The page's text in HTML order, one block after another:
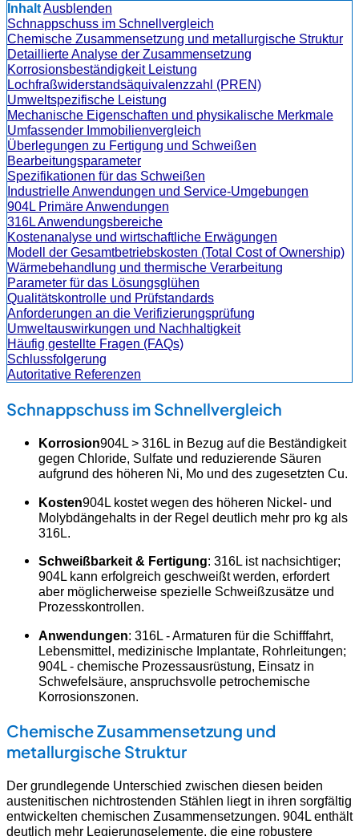
InhaltAusblenden
Schnappschuss im Schnellvergleich
Chemische Zusammensetzung und metallurgische Struktur
Detaillierte Analyse der Zusammensetzung
Korrosionsbeständigkeit Leistung
Lochfraßwiderstandsäquivalenzzahl (PREN)
Umweltspezifische Leistung
Mechanische Eigenschaften und physikalische Merkmale
Umfassender Immobilienvergleich
Überlegungen zu Fertigung und Schweißen
Bearbeitungsparameter
Spezifikationen für das Schweißen
Industrielle Anwendungen und Service-Umgebungen
904L Primäre Anwendungen
316L Anwendungsbereiche
Kostenanalyse und wirtschaftliche Erwägungen
Modell der Gesamtbetriebskosten (Total Cost of Ownership)
Wärmebehandlung und thermische Verarbeitung
Parameter für das Lösungsglühen
Qualitätskontrolle und Prüfstandards
Anforderungen an die Verifizierungsprüfung
Umweltauswirkungen und Nachhaltigkeit
Häufig gestellte Fragen (FAQs)
Schlussfolgerung
Autoritative Referenzen
Schnappschuss im Schnellvergleich
Korrosion904L > 316L in Bezug auf die Beständigkeit
gegen Chloride, Sulfate und reduzierende Säuren
aufgrund des höheren Ni, Mo und des zugesetzten Cu.
Kosten904L kostet wegen des höheren Nickel- und
Molybdängehalts in der Regel deutlich mehr pro kg als
316L.
Schweißbarkeit & Fertigung: 316L ist nachsichtiger;
904L kann erfolgreich geschweißt werden, erfordert
aber möglicherweise spezielle Schweißzusätze und
Prozesskontrollen.
Anwendungen: 316L - Armaturen für die Schifffahrt,
Lebensmittel, medizinische Implantate, Rohrleitungen;
904L - chemische Prozessausrüstung, Einsatz in
Schwefelsäure, anspruchsvolle petrochemische
Korrosionszonen.
Chemische Zusammensetzung und
metallurgische Struktur
Der grundlegende Unterschied zwischen diesen beiden
austenitischen nichtrostenden Stählen liegt in ihren sorgfältig
entwickelten chemischen Zusammensetzungen. 904L enthält
deutlich mehr Legierungselemente, die eine robustere